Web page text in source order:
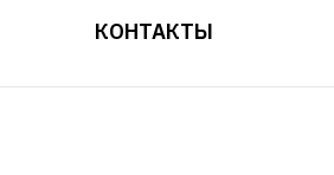
КОНТАКТЫ